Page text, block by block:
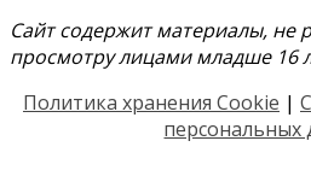
Сайт содержит материалы, не
просмотру лицами младше 16
Политика хранения Cookie |
персональных